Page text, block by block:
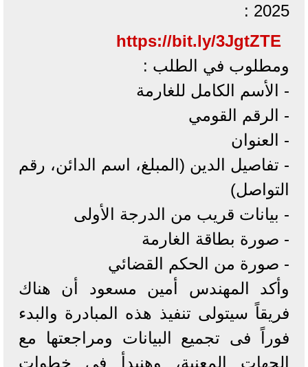
2025 :
https://bit.ly/3JgtZTE
ومطلوب في الطلب :
- الأسم الكامل للغارمة
- الرقم القومي
- العنوان
- تفاصيل الدين (المبلغ، اسم الدائن، رقم
التواصل)
- بيانات قريب من الدرجة الأولى
- صورة بطاقة الغارمة
- صورة من الحكم القضائي
وأكد المهندس أمين مسعود أن هناك
فريقاً سيتولى تنفيذ هذه المبادرة والبدء
فوراً فى تجميع البيانات ومراجعتها مع
الجهات المعنية، وهنبدأ في خطوات